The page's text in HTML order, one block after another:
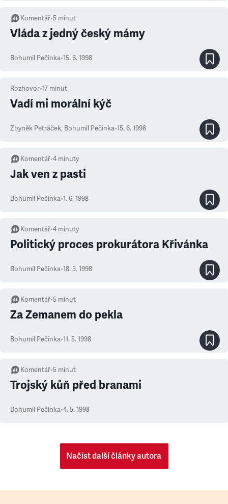
Komentář•5 minut
Vláda z jedný český mámy
Bohumil Pečinka•15. 6. 1998
Rozhovor•17 minut
Vadí mi morální kýč
Zbyněk Petráček, Bohumil Pečinka•15. 6. 1998
Komentář•4 minuty
Jak ven z pasti
Bohumil Pečinka•1. 6. 1998
Komentář•4 minuty
Politický proces prokurátora Křivánka
Bohumil Pečinka•18. 5. 1998
Komentář•5 minut
Za Zemanem do pekla
Bohumil Pečinka•11. 5. 1998
Komentář•5 minut
Trojský kůň před branami
Bohumil Pečinka•4. 5. 1998
Načíst další články autora